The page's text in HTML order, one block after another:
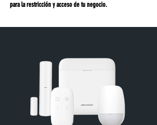
para larestricción yacceso de tu negocio.